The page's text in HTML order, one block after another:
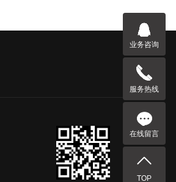
业务咨询
服务热线
在线留言
TOP